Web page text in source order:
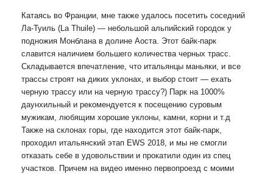
Катаясь во Франции, мне также удалось посетить соседний
Ла-Туиль (La Thuile) — небольшой альпийский городок у
подножия Монблана в долине Аоста. Этот байк-парк
славится наличием большего количества черных трасс.
Складывается впечатление, что итальянцы маньяки, и все
трассы строят на диких уклонах, и выбор стоит — ехать
черную трассу или на черную трассу?) Парк на 1000%
даунхильный и рекомендуется к посещению суровым
мужикам, любящим хорошие уклоны, камни, корни и т.д
Также на склонах горы, где находится этот байк-парк,
проходил итальянский этап EWS 2018, и мы не смогли
отказать себе в удовольствии и прокатили один из спец
участков. Причем на видео именно первопроезд с моими